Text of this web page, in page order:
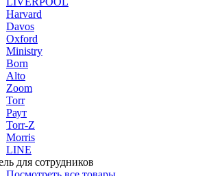
Harvard
Davos
Oxford
Ministry
Born
Alto
Zoom
Torr
Раут
Torr-Z
Morris
LINE
для сотрудников